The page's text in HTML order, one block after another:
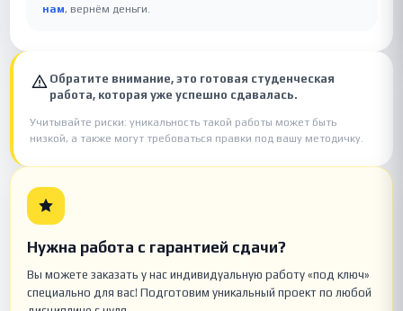
нам, вернём деньги.
Обратите внимание, это готовая студенческая
работа, которая уже успешно сдавалась.
Учитывайте риски: уникальность такой работы может быть
низкой, а также могут требоваться правки под вашу методичку.
Нужна работа с гарантией сдачи?
Вы можете заказать у нас индивидуальную работу «под ключ»
специально для вас! Подготовим уникальный проект по любой